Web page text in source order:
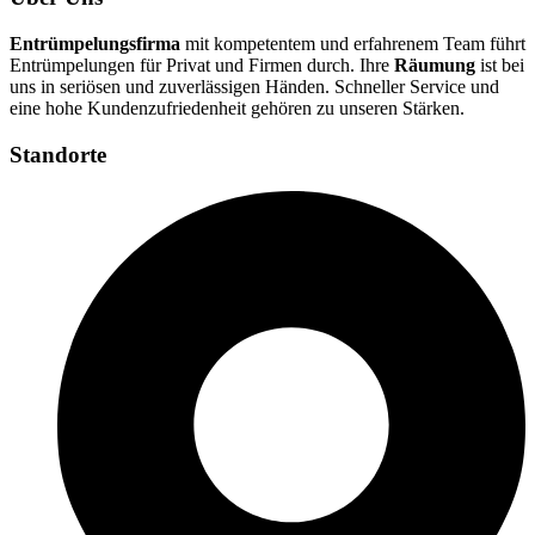
Entrümpelungsfirma mit kompetentem und erfahrenem Team führt
Entrümpelungen für Privat und Firmen durch. Ihre Räumung ist bei
uns in seriösen und zuverlässigen Händen. Schneller Service und
eine hohe Kundenzufriedenheit gehören zu unseren Stärken.
Standorte